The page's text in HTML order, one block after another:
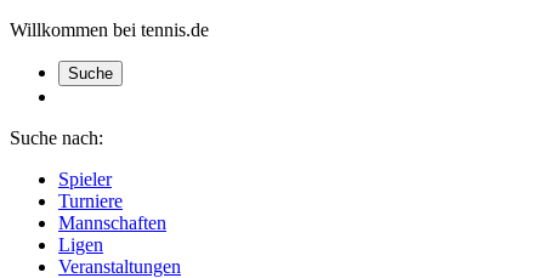
Willkommen bei tennis.de
Suche
Suche nach:
Spieler
Turniere
Mannschaften
Ligen
Veranstaltungen